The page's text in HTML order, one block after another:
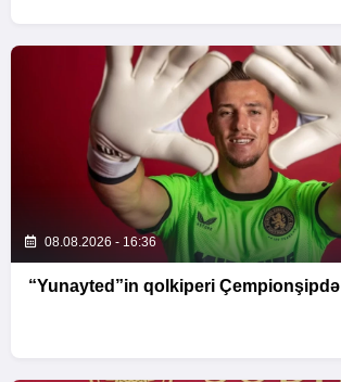
08.08.2026 - 16:36
“Yunayted”in qolkiperi Çempionşipdə